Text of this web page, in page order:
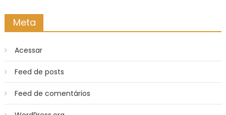
Meta
Acessar
Feed de posts
Feed de comentários